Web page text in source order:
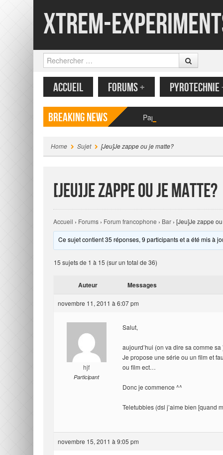
Xtrem-
Rechercher
MENU
CONTENU PRINCIPAL
ACCUEIL FORUMS+ PYROTECHNIE
Breaking News Papillon volant en papier
Home Sujet [Jeu]Je zappe ou je matte?
[Jeu]Je zappe ou je matte?
Accueil › Forums › Forum francophone › Bar › [Jeu]Je zappe
Ce sujet contient 35 réponses, 9 participants et a été mis à
15 sujets de 1 à 15 (sur un total de 36)
Auteur Messages
novembre 11, 2011 à 6:07 pm
hjf
Participant
Salut,
aujourd’hui (on va dire sa comme
Je propose une série ou un film et
ou film ect…
Donc je commence ^^
Teletubbies (dsl j’aime bien [quand
novembre 15, 2011 à 9:05 pm